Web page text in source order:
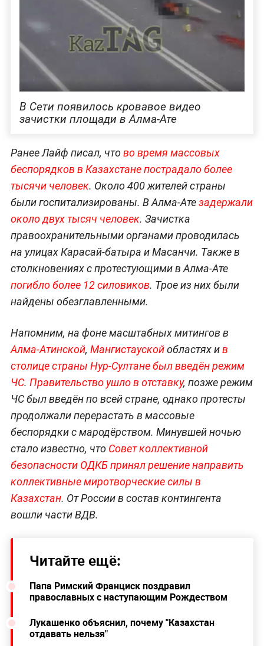
В Сети появилось кровавое видео
зачистки площади в Алма-Ате
Ранее Лайф писал, чтово время массовых
беспорядков в Казахстане пострадало более
тысячи человек. Около 400 жителей страны
были госпитализированы. В Алма-Атезадержали
около двух тысяч человек. Зачистка
правоохранительными органами проводилась
на улицах Карасай-батыра и Масанчи. Также в
столкновениях с протестующими в Алма-Ате
погибло более 12 силовиков. Трое из них были
найдены обезглавленными.
Напомним, на фоне масштабных митингов в
Алма-Атинской, Мангистаускойобластях ив
столице страны Нур-Султане был введён режим
ЧС. Правительство ушло в отставку, позже режим
ЧС был введён по всей стране, однако протесты
продолжали перерастать в массовые
беспорядки с мародёрством. Минувшей ночью
стало известно, чтоСовет коллективной
безопасности ОДКБ принял решение направить
коллективные миротворческие силы в
Казахстан. От России в состав контингента
вошли части ВДВ.
Читайте ещё:
Папа Римский Франциск поздравил
православных с наступающим Рождеством
Лукашенко объяснил, почему "Казахстан
отдавать нельзя"